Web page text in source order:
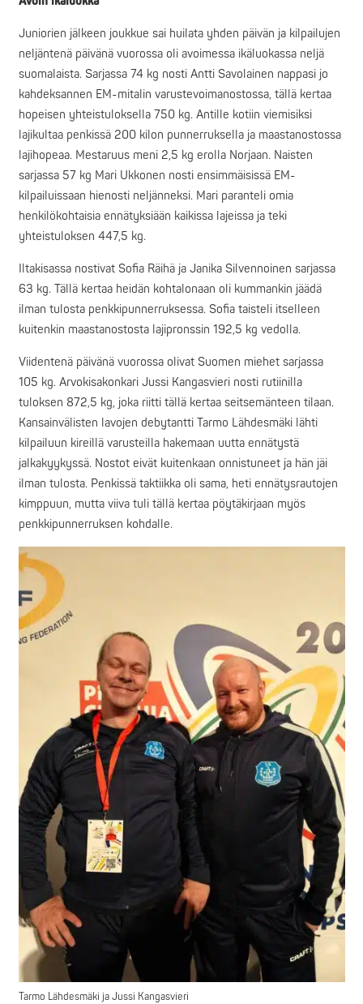
Juniorien jälkeen joukkue sai huilata yhden päivän ja kilpailujen
neljäntenä päivänä vuorossa oli avoimessa ikäluokassa neljä
suomalaista. Sarjassa 74 kg nosti Antti Savolainen nappasi jo
kahdeksannen EM-mitalin varustevoimanostossa, tällä kertaa
hopeisen yhteistuloksella 750 kg. Antille kotiin viemisiksi
lajikultaa penkissä 200 kilon punnerruksella ja maastanostossa
lajihopeaa. Mestaruus meni 2,5 kg erolla Norjaan. Naisten
sarjassa 57 kg Mari Ukkonen nosti ensimmäisissä EM-
kilpailuissaan hienosti neljänneksi. Mari paranteli omia
henkilökohtaisia ennätyksiään kaikissa lajeissa ja teki
yhteistuloksen 447,5 kg.
Iltakisassa nostivat Sofia Räihä ja Janika Silvennoinen sarjassa
63 kg. Tällä kertaa heidän kohtalonaan oli kummankin jäädä
ilman tulosta penkkipunnerruksessa. Sofia taisteli itselleen
kuitenkin maastanostosta lajipronssin 192,5 kg vedolla.
Viidentenä päivänä vuorossa olivat Suomen miehet sarjassa
105 kg. Arvokisakonkari Jussi Kangasvieri nosti rutiinilla
tuloksen 872,5 kg, joka riitti tällä kertaa seitsemänteen tilaan.
Kansainvälisten lavojen debytantti Tarmo Lähdesmäki lähti
kilpailuun kireillä varusteilla hakemaan uutta ennätystä
jalkakyykyssä. Nostot eivät kuitenkaan onnistuneet ja hän jäi
ilman tulosta. Penkissä taktiikka oli sama, heti ennätysrautojen
kimppuun, mutta viiva tuli tällä kertaa pöytäkirjaan myös
penkkipunnerruksen kohdalle.
Tarmo Lähdesmäki ja Jussi Kangasvieri